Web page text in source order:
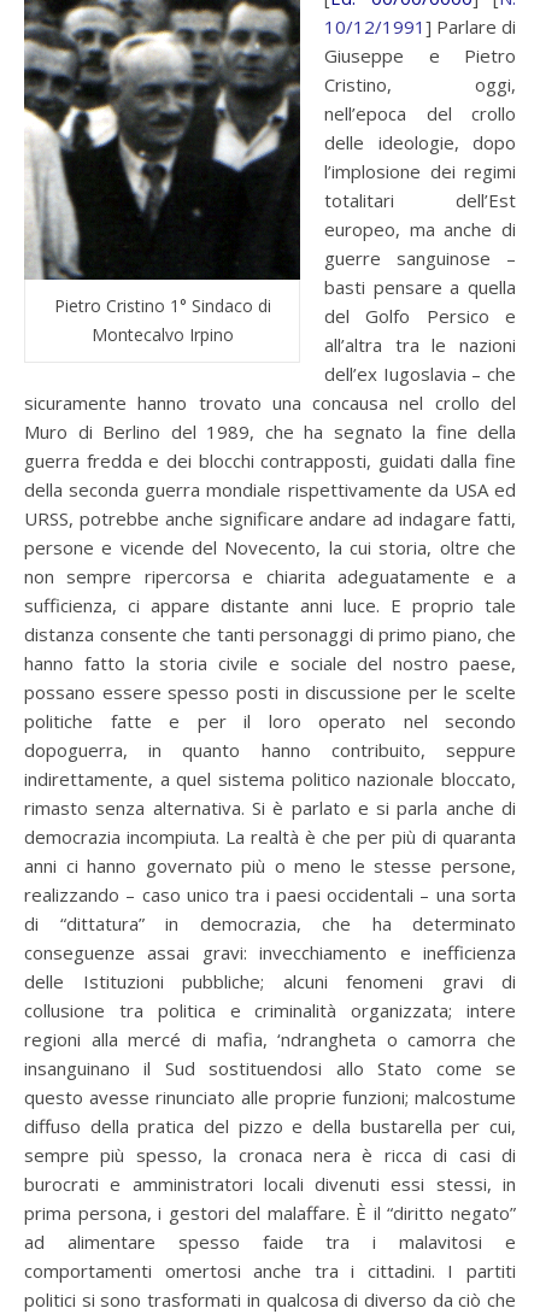
Pietro Cristino 1° Sindaco di
Montecalvo Irpino
10/12/1991 ] Parlare di
Giuseppe e Pietro
Cristino, oggi,
nell’epoca del crollo
delle ideologie, dopo
l’implosione dei regimi
totalitari dell’Est
europeo, ma anche di
guerre sanguinose –
basti pensare a quella
del Golfo Persico e
all’altra tra le nazioni
dell’ex Iugoslavia – che
sicuramente hanno trovato una concausa nel crollo del
Muro di Berlino del 1989, che ha segnato la fine della
guerra fredda e dei blocchi contrapposti, guidati dalla fine
della seconda guerra mondiale rispettivamente da USA ed
URSS, potrebbe anche significare andare ad indagare fatti,
persone e vicende del Novecento, la cui storia, oltre che
non sempre ripercorsa e chiarita adeguatamente e a
sufficienza, ci appare distante anni luce. E proprio tale
distanza consente che tanti personaggi di primo piano, che
hanno fatto la storia civile e sociale del nostro paese,
possano essere spesso posti in discussione per le scelte
politiche fatte e per il loro operato nel secondo
dopoguerra, in quanto hanno contribuito, seppure
indirettamente, a quel sistema politico nazionale bloccato,
rimasto senza alternativa. Si è parlato e si parla anche di
democrazia incompiuta. La realtà è che per più di quaranta
anni ci hanno governato più o meno le stesse persone,
realizzando – caso unico tra i paesi occidentali – una sorta
di “dittatura” in democrazia, che ha determinato
conseguenze assai gravi: invecchiamento e inefficienza
delle Istituzioni pubbliche; alcuni fenomeni gravi di
collusione tra politica e criminalità organizzata; intere
regioni alla mercé di mafia, ‘ndrangheta o camorra che
insanguinano il Sud sostituendosi allo Stato come se
questo avesse rinunciato alle proprie funzioni; malcostume
diffuso della pratica del pizzo e della bustarella per cui,
sempre più spesso, la cronaca nera è ricca di casi di
burocrati e amministratori locali divenuti essi stessi, in
prima persona, i gestori del malaffare. È il “diritto negato”
ad alimentare spesso faide tra i malavitosi e
comportamenti omertosi anche tra i cittadini. I partiti
politici si sono trasformati in qualcosa di diverso da ciò che